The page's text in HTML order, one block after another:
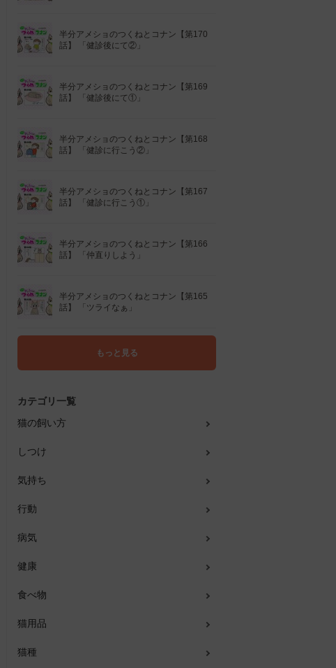
半分アメショのつくねとコナン【第170
話】 「健診後にて②」
半分アメショのつくねとコナン【第169
話】 「健診後にて①」
半分アメショのつくねとコナン【第168
話】 「健診に行こう②」
半分アメショのつくねとコナン【第167
話】 「健診に行こう①」
半分アメショのつくねとコナン【第166
話】 「仲直りしよう」
半分アメショのつくねとコナン【第165
話】 「ツライなぁ」
もっと見る
カテゴリ一覧
猫の飼い方
しつけ
気持ち
行動
病気
健康
食べ物
猫用品
猫種